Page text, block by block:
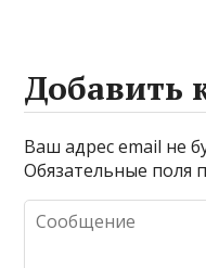
Добавить
Ваш адрес email не
Обязательные поля